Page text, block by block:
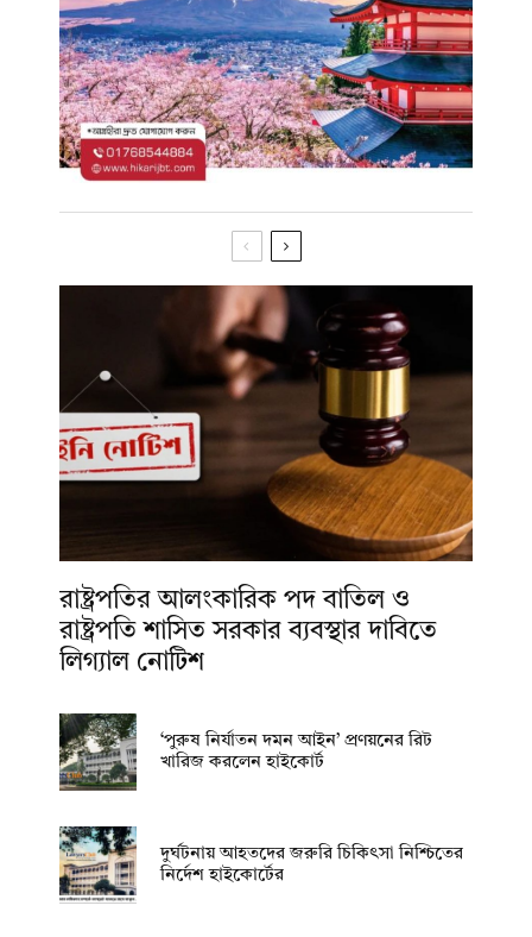
রাষ্ট্রপতির আলংকারিক পদ বাতিল ও
রাষ্ট্রপতি শাসিত সরকার ব্যবস্থার দাবিতে
লিগ্যাল নোটিশ
‘পুরুষ নির্যাতন দমন আইন’ প্রণয়নের রিট
খারিজ করলেন হাইকোর্ট
দুর্ঘটনায় আহতদের জরুরি চিকিৎসা নিশ্চিতের
নির্দেশ হাইকোর্টের